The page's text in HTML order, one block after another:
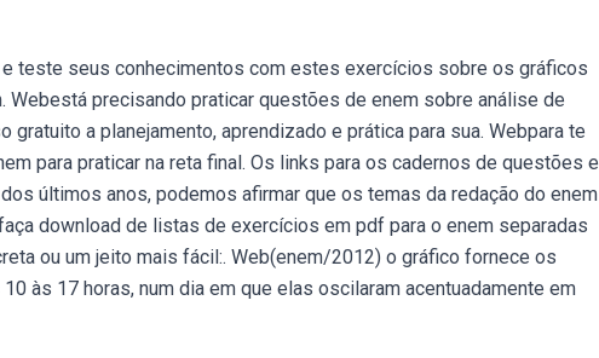
teste seus conhecimentos com estes exercícios sobre os gráficos
precisando praticar questões de enem sobre análise de
a planejamento, aprendizado e prática para sua. Webpara te
para praticar na reta final. Os links para os cadernos de questões e
últimos anos, podemos afirmar que os temas da redação do enem
download de listas de exercícios em pdf para o enem separadas
ou um jeito mais fácil:. Web(enem/2012) o gráfico fornece os
às 17 horas, num dia em que elas oscilaram acentuadamente em